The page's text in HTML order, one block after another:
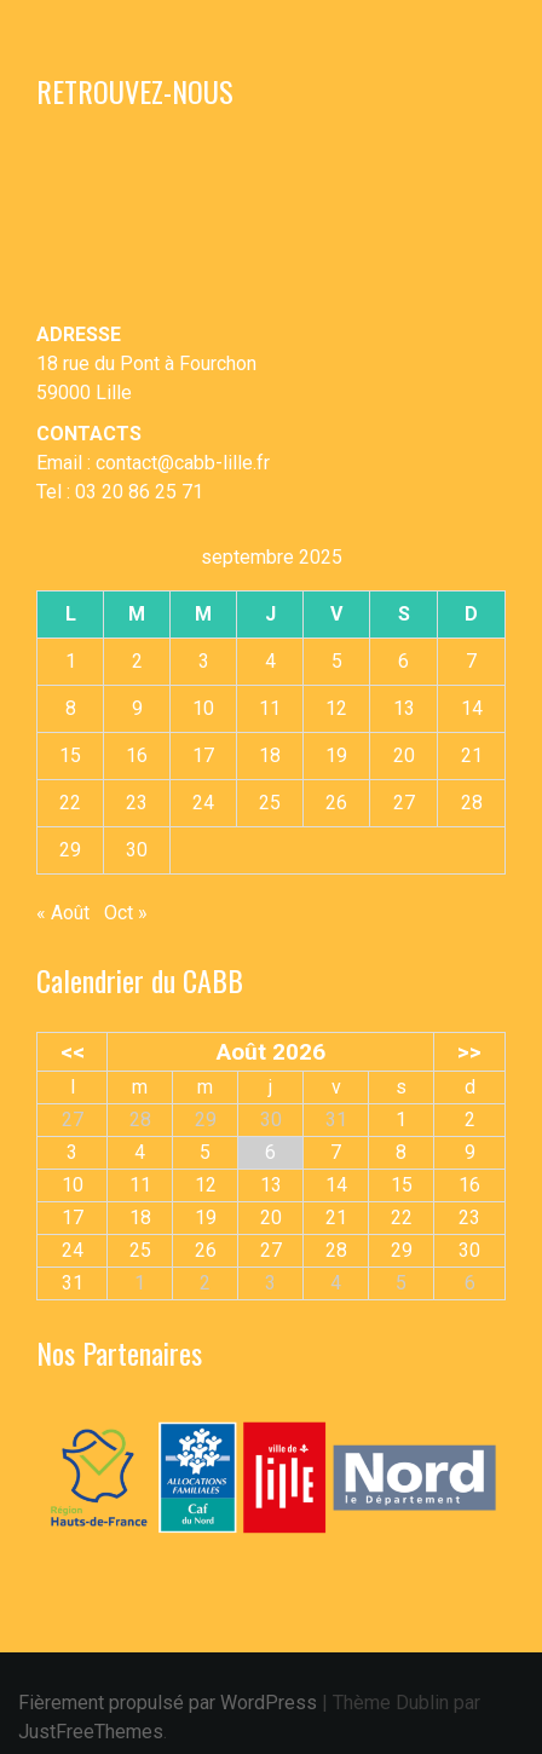
RETROUVEZ-NOUS
ADRESSE
18 rue du Pont à Fourchon
59000 Lille
CONTACTS
Email : contact@cabb-lille.fr
Tel : 03 20 86 25 71
septembre 2025
L M M J V S D
1 2 3 4 5 6 7
8 9 10 11 12 13 14
15 16 17 18 19 20 21
22 23 24 25 26 27 28
29 30
« Août Oct »
Calendrier du CABB
<< Août 2026 >>
m m j v s
d
27
28 29 30 31 1
2
3
4 5 6 7 8
9
10
11 12 13 14 15
16
17
18 19 20 21 22
23
24
25 26 27 28 29
30
31
1 2 3 4 5 6
Nos Partenaires
Fièrement propulsé par WordPress | Thème Dublin par
JustFreeThemes